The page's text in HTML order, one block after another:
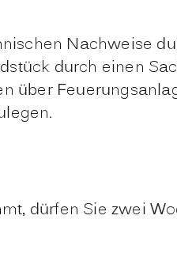
Nachweise
durch einen
über
dürfen Sie zwei